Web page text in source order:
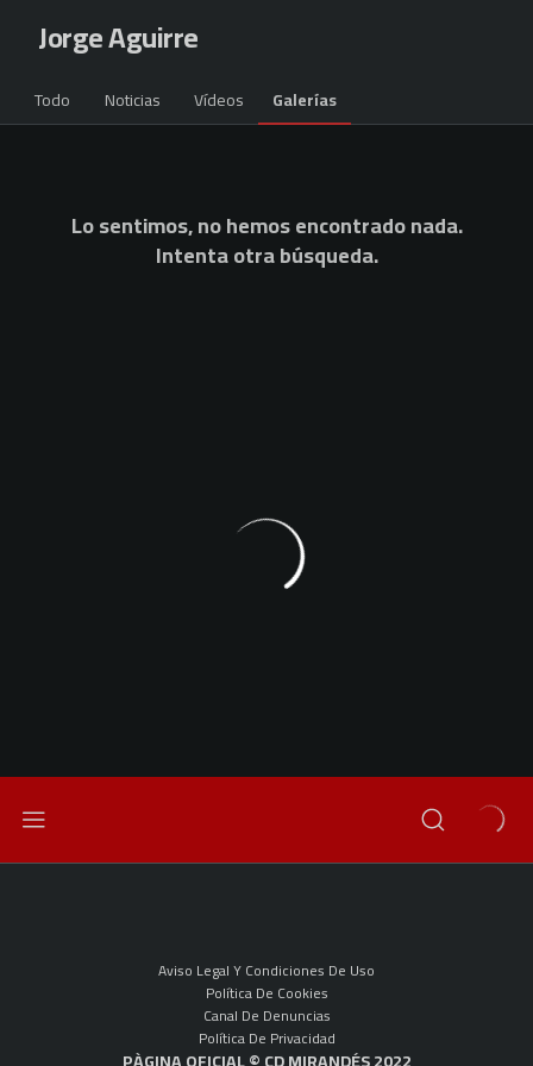
Jorge Aguirre
Todo Noticias Vídeos Galerías
Lo sentimos, no hemos encontrado nada.
Intenta otra búsqueda.
Aviso Legal Y Condiciones De Uso
Política De Cookies
Canal De Denuncias
Política De Privacidad